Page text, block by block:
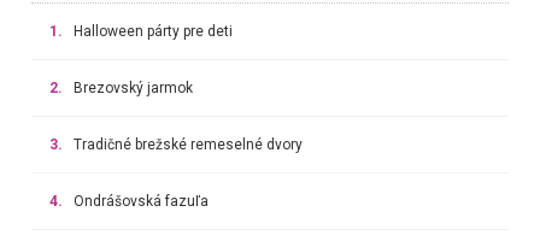
1. Halloween párty pre deti
2. Brezovský jarmok
3. Tradičné brežské remeselné dvory
4. Ondrášovská fazuľa